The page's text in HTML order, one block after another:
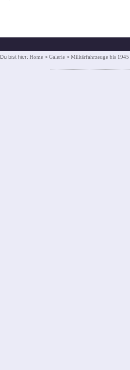
Du bist hier: Home > Galerie > Militärfahrzeuge bis 1945